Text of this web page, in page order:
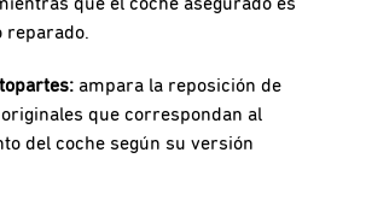
reparado.
ampara la reposición de
que correspondan al
del coche según su versión